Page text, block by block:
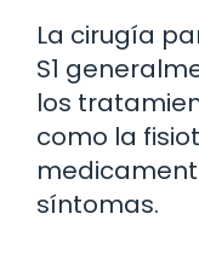
La cirugía
S1
los
como la
síntomas.